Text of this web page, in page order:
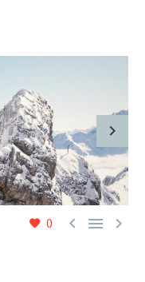
0   